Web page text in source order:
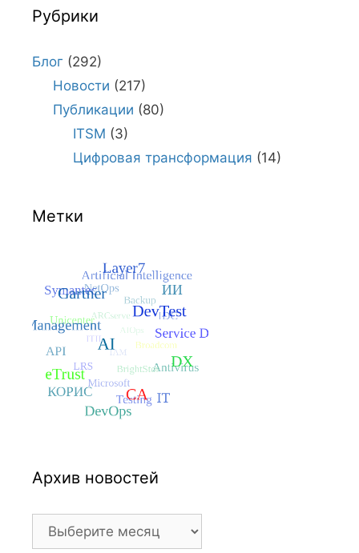
Рубрики
Блог (292)
Новости (217)
Публикации (80)
ITSM (3)
Цифровая трансформация (14)
Метки
Архив новостей
Архив
новостей